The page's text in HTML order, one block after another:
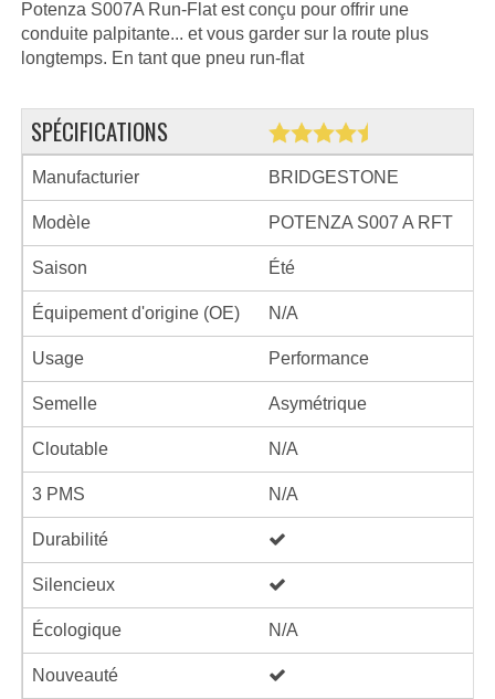
Potenza S007A Run-Flat est conçu pour offrir une
conduite palpitante... et vous garder sur la route plus
longtemps. En tant que pneu run-flat
SPÉCIFICATIONS
Manufacturier BRIDGESTONE
Modèle POTENZA S007 A RFT
Saison Été
Équipement d'origine (OE) N/A
Usage Performance
Semelle Asymétrique
Cloutable N/A
3 PMS N/A
Durabilité
Silencieux
Écologique N/A
Nouveauté